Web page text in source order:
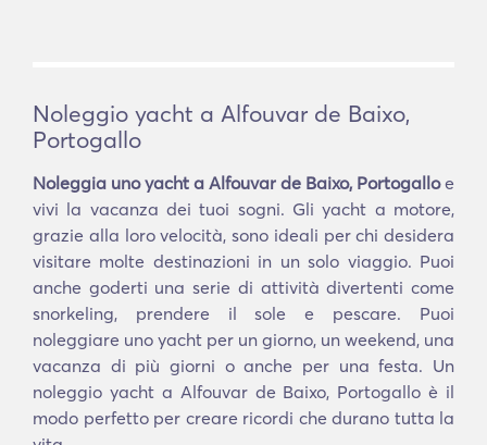
Noleggio yacht a Alfouvar de Baixo,
Portogallo
Noleggia uno yacht a Alfouvar de Baixo, Portogalloe
vivi la vacanza dei tuoi sogni. Gli yacht a motore,
grazie alla loro velocità, sono ideali per chi desidera
visitare molte destinazioni in un solo viaggio. Puoi
anche goderti una serie di attività divertenti come
snorkeling, prendere il sole e pescare. Puoi
noleggiare uno yacht per un giorno, un weekend, una
vacanza di più giorni o anche per una festa. Un
noleggio yacht a Alfouvar de Baixo, Portogallo è il
modo perfetto per creare ricordi che durano tutta la